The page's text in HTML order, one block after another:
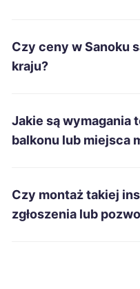
Ostrowiec
Kielce
Zduńska Wola
Czy ceny w Sanoku
kraju?
Jakie są wymagania
balkonu lub miejsca
Czy montaż takiej
zgłoszenia lub